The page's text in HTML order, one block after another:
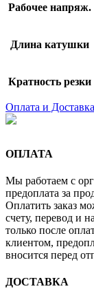
Рабочее напряж.
Длина катушки
Кратность резки
Оплата и Доставка
ОПЛАТА
Мы работаем с
предоплата за
Оплатить заказ
счету, перевод и
только после
клиентом,
вносится перед
ДОСТАВКА